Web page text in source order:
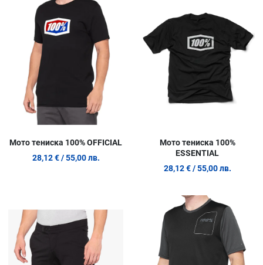
Сравни продукт
Quick View
Мото тениска 100% OFFICIAL
28,12 € / 55,00 лв.
Мото тениска 100%
ESSENTIAL
28,12 € / 55,00 лв.
Добави в любими
Сравни продукт
Quick View